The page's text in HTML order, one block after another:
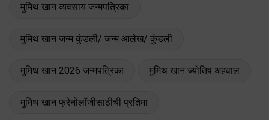
मुमिथ खान व्यवसाय जन्मपत्रिका
मुमिथ खान जन्म कुंडली/ जन्म आलेख/ कुंडली
मुमिथ खान 2026 जन्मपत्रिका मुमिथ खान ज्योतिष अहवाल
मुमिथ खान फ्रेनोलॉजीसाठीची प्रतिमा